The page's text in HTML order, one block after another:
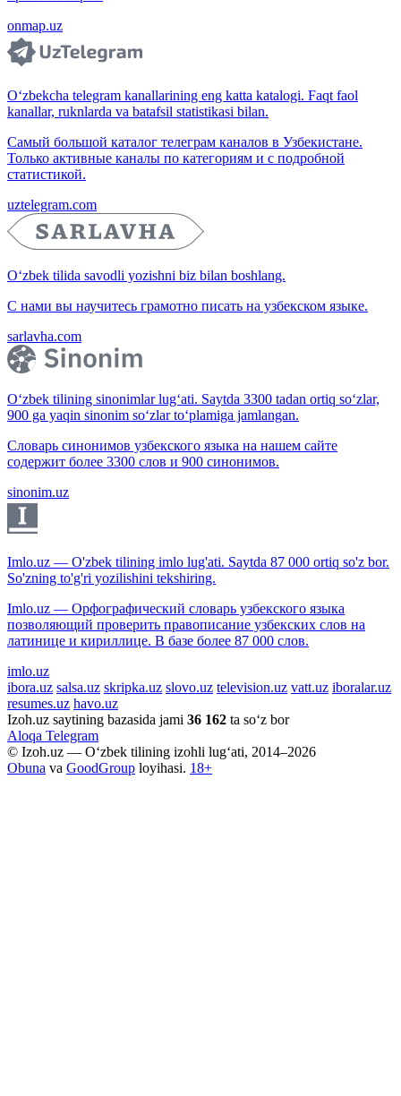
onmap.uz
O‘zbekcha telegram kanallarining eng katta katalogi. Faqt faol
kanallar, ruknlarda va batafsil statistikasi bilan.
Самый большой каталог телеграм каналов в Узбекистане.
Только активные каналы по категориям и с подробной
статистикой.
uztelegram.com
O‘zbek tilida savodli yozishni biz bilan boshlang.
С нами вы научитесь грамотно писать на узбекском языке.
sarlavha.com
O‘zbek tilining sinonimlar lug‘ati. Saytda 3300 tadan ortiq so‘zlar,
900 ga yaqin sinonim so‘zlar to‘plamiga jamlangan.
Словарь синонимов узбекского языка на нашем сайте
содержит более 3300 слов и 900 синонимов.
sinonim.uz
Imlo.uz — O'zbek tilining imlo lug'ati. Saytda 87 000 ortiq so'z bor.
So'zning to'g'ri yozilishini tekshiring.
Imlo.uz — Орфографический словарь узбекского языка
позволяющий проверить правописание узбекских слов на
латинице и кириллице. В базе более 87 000 слов.
imlo.uz
ibora.uz salsa.uz skripka.uz slovo.uz television.uz vatt.uz iboralar.uz
resumes.uz havo.uz
Izoh.uz saytining bazasida jami 36 162 ta so‘z bor
Aloqa Telegram
© Izoh.uz — O‘zbek tilining izohli lug‘ati, 2014–2026
Obuna va GoodGroup loyihasi. 18+